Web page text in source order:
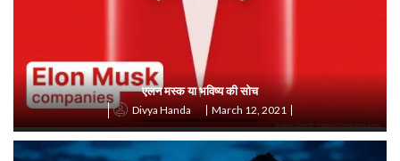
एलन मस्क या भविष्य की सोच
Divya Handa March 12, 2021